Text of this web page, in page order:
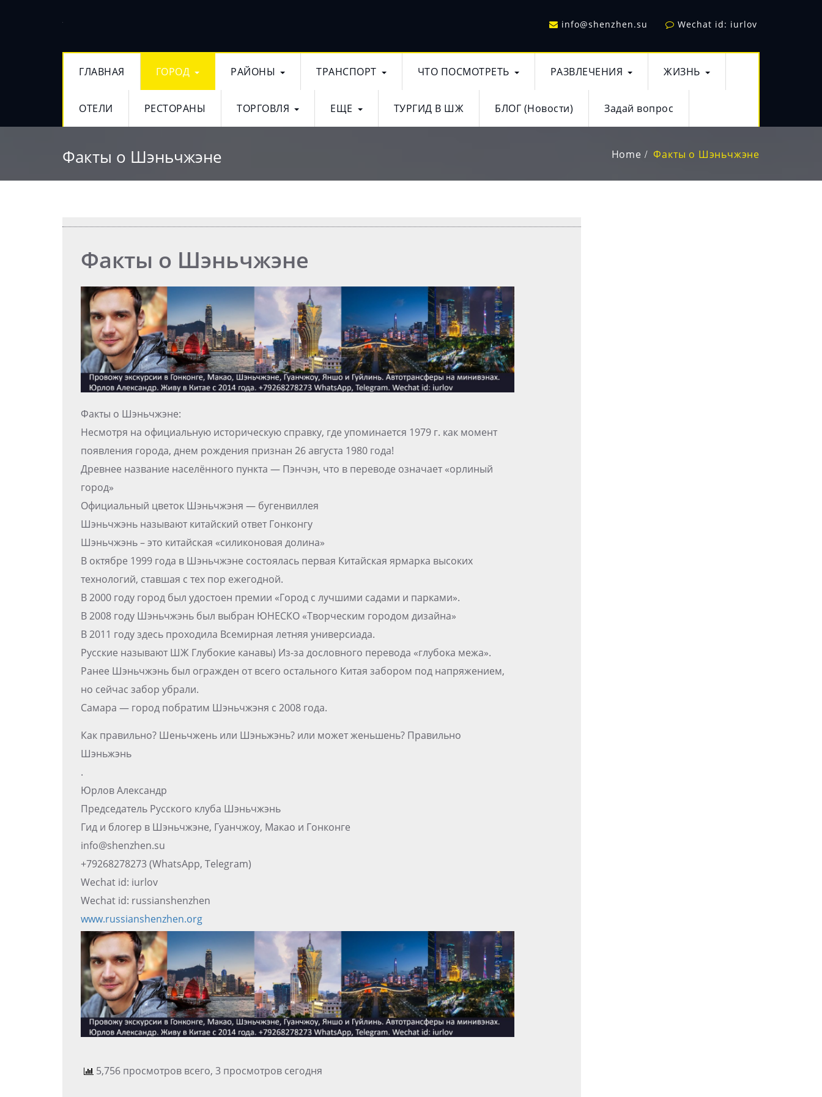
info@shenzhen.su Wechat id: iurlov
ГЛАВНАЯ ГОРОД РАЙОНЫ ТРАНСПОРТ ЧТО ПОСМОТРЕТЬ РАЗВЛЕЧЕНИЯ ЖИЗНЬ
ОТЕЛИ РЕСТОРАНЫ ТОРГОВЛЯ ЕЩЕ ТУРГИД В ШЖ БЛОГ (Новости) Задай вопрос
Факты о Шэньчжэне Home Факты о Шэньчжэне
Факты о Шэньчжэне
Факты о Шэньчжэне:
Несмотря на официальную историческую справку, где упоминается 1979 г. как момент
появления города, днем рождения признан 26 августа 1980 года!
Древнее название населённого пункта — Пэнчэн, что в переводе означает «орлиный
город»
Официальный цветок Шэньчжэня — бугенвиллея
Шэньчжэнь называют китайский ответ Гонконгу
Шэньчжэнь – это китайская «силиконовая долина»
В октябре 1999 года в Шэньчжэне состоялась первая Китайская ярмарка высоких
технологий, ставшая с тех пор ежегодной.
В 2000 году город был удостоен премии «Город с лучшими садами и парками».
В 2008 году Шэньчжэнь был выбран ЮНЕСКО «Творческим городом дизайна»
В 2011 году здесь проходила Всемирная летняя универсиада.
Русские называют ШЖ Глубокие канавы) Из-за дословного перевода «глубока межа».
Ранее Шэньчжэнь был огражден от всего остального Китая забором под напряжением,
но сейчас забор убрали.
Самара — город побратим Шэньчжэня с 2008 года.
Как правильно? Шеньчжень или Шэньжэнь? или может женьшень? Правильно
Шэньжэнь
.
Юрлов Александр
Председатель Русского клуба Шэньчжэнь
Гид и блогер в Шэньчжэне, Гуанчжоу, Макао и Гонконге
info@shenzhen.su
+79268278273 (WhatsApp, Telegram)
Wechat id: iurlov
Wechat id: russianshenzhen
www.russianshenzhen.org
5,756 просмотров всего, 3 просмотров сегодня